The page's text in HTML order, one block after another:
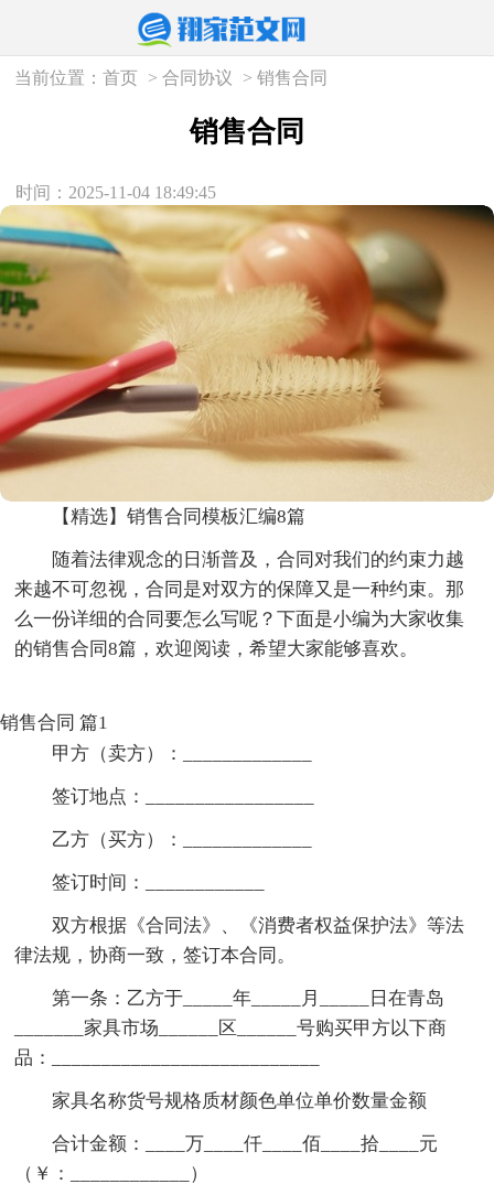
当前位置：首页 >合同协议 >销售合同
销售合同
时间：2025-11-04 18:49:45
【精选】销售合同模板汇编8篇
随着法律观念的日渐普及，合同对我们的约束力越
来越不可忽视，合同是对双方的保障又是一种约束。那
么一份详细的合同要怎么写呢？下面是小编为大家收集
的销售合同8篇，欢迎阅读，希望大家能够喜欢。
销售合同 篇1
甲方（卖方）：_____________
签订地点：_________________
乙方（买方）：_____________
签订时间：____________
双方根据《合同法》、《消费者权益保护法》等法
律法规，协商一致，签订本合同。
第一条：乙方于_____年_____月_____日在青岛
_______家具市场______区______号购买甲方以下商
品：___________________________
家具名称货号规格质材颜色单位单价数量金额
合计金额：____万____仟____佰____拾____元
（￥：____________）